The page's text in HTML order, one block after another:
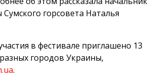
горсовета Наталья
в фестивале приглашено 13
городов Украины,
.